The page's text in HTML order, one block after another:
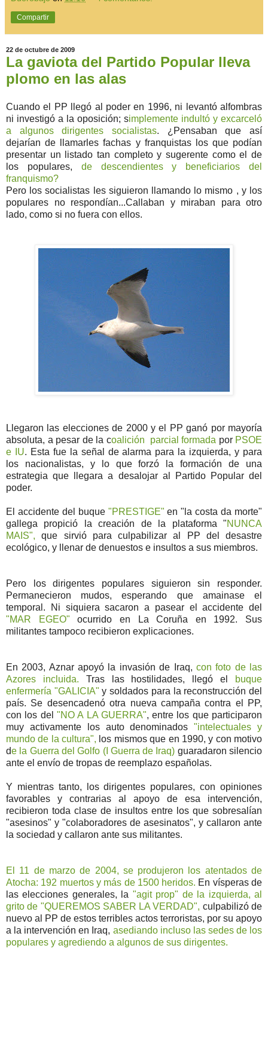
Compartir
22 de octubre de 2009
La gaviota del Partido Popular lleva
plomo en las alas
Cuando el PP llegó al poder en 1996, ni levantó alfombras
ni investigó a la oposición; simplemente indultó y excarceló
a algunos dirigentes socialistas. ¿Pensaban que así
dejarían de llamarles fachas y franquistas los que podían
presentar un listado tan completo y sugerente como el de
los populares, de descendientes y beneficiarios del
franquismo?
Pero los socialistas les siguieron llamando lo mismo , y los
populares no respondían...Callaban y miraban para otro
lado, como si no fuera con ellos.
Llegaron las elecciones de 2000 y el PP ganó por mayoría
absoluta, a pesar de la coalición parcial formada por PSOE
e IU. Esta fue la señal de alarma para la izquierda, y para
los nacionalistas, y lo que forzó la formación de una
estrategia que llegara a desalojar al Partido Popular del
poder.
El accidente del buque "PRESTIGE" en "la costa da morte"
gallega propició la creación de la plataforma "NUNCA
MAIS", que sirvió para culpabilizar al PP del desastre
ecológico, y llenar de denuestos e insultos a sus miembros.
Pero los dirigentes populares siguieron sin responder.
Permanecieron mudos, esperando que amainase el
temporal. Ni siquiera sacaron a pasear el accidente del
"MAR EGEO"ocurrido en La Coruña en 1992. Sus
militantes tampoco recibieron explicaciones.
En 2003, Aznar apoyó la invasión de Iraq, con foto de las
Azores incluida. Tras las hostilidades, llegó el
buque
enfermería "GALICIA"y soldados para la reconstrucción del
país. Se desencadenó otra nueva campaña contra el PP,
con los del "NO A LA GUERRA", entre los que participaron
muy activamente los auto denominados"intelectuales y
mundo de la cultura", los mismos que en 1990, y con motivo
de la Guerra del Golfo (I Guerra de Iraq) guaradaron silencio
ante el envío de tropas de reemplazo españolas.
Y mientras tanto, los dirigentes populares, con opiniones
favorables y contrarias al apoyo de esa intervención,
recibieron toda clase de insultos entre los que sobresalían
"asesinos" y "colaboradores de asesinatos", y callaron ante
la sociedad y callaron ante sus militantes.
El 11 de marzo de 2004, se produjeron los atentados de
Atocha: 192 muertos y más de 1500 heridos. En vísperas de
las elecciones generales, la "agit prop" de la izquierda, al
grito de "QUEREMOS SABER LA VERDAD", culpabilizó de
nuevo al PP de estos terribles actos terroristas, por su apoyo
a la intervención en Iraq, asediando incluso las sedes de los
populares y agrediendo a algunos de sus dirigentes.